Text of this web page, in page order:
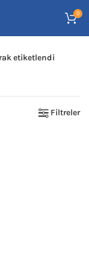
0
etiketlendi
Filtreler